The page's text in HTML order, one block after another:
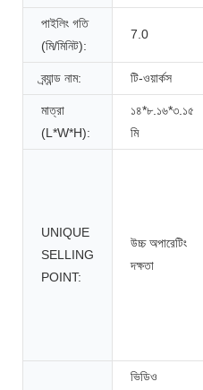
পাইলিং গতি
(মি/মিনিট):
7.0
ব্র্যান্ড নাম: টি-ওয়ার্কস
মাত্রা
(L*W*H):
১৪*৮.১৬*৩.১৫
মি
UNIQUE
SELLING
POINT:
উচ্চ অপারেটিং
দক্ষতা
ভিডিও